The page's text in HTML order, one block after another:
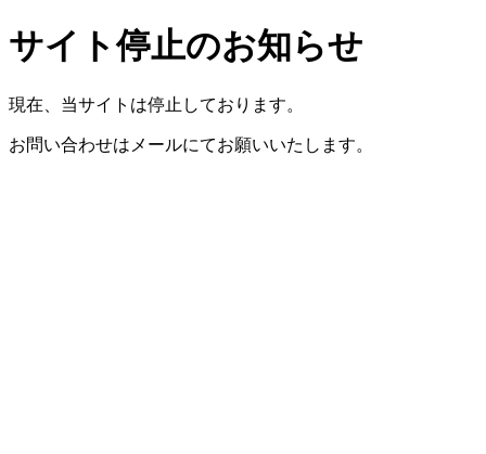
サイト停止のお知らせ
現在、当サイトは停止しております。
お問い合わせはメールにてお願いいたします。